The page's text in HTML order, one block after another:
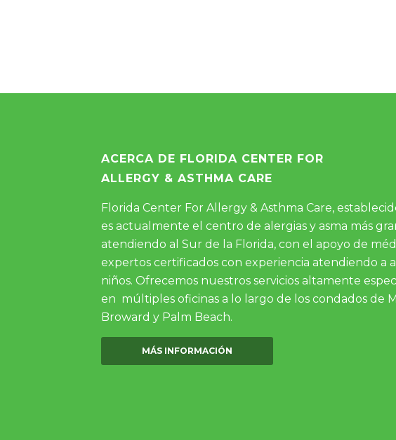
ACERCA DE FLORIDA CENTER FOR
ALLERGY & ASTHMA CARE
Florida Center For Allergy & Asthma Care,
es actualmente el centro de alergias y asma más
atendiendo al Sur de la Florida, con el apoyo de
expertos certificados con experiencia atendiendo a
niños. Ofrecemos nuestros servicios altamente
en múltiples oficinas a lo largo de los condados de
Broward y Palm Beach.
MÁS INFORMACIÓN